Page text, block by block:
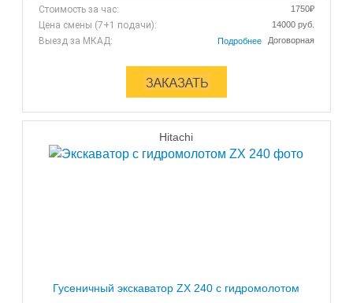
Стоимость за час: 1750₽
Цена смены (7+1 подачи): 14000 руб.
Выезд за МКАД: Договорная
Hitachi
Гусеничный экскаватор ZX 240 с гидромолотом